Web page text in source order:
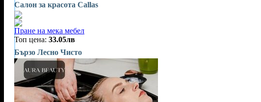
Салон за красота Callas
Пране на мека мебел
Топ цена: 33.05лв
Бързо Лесно Чисто